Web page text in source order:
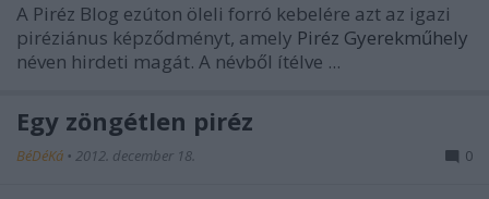
A Piréz Blog ezúton öleli forró kebelére azt az igazi
piréziánus képződményt, amely Piréz Gyerekműhely
néven hirdeti magát. A névből ítélve ...
Egy zöngétlen piréz
BéDéKá • 2012. december 18. 0